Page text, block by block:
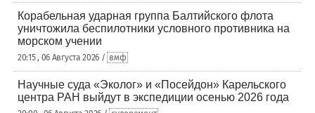
Корабельная ударная группа Балтийского флота
уничтожила беспилотники условного противника на
морском учении
20:15 , 06 Августа 2026 / вмф
Научные суда «Эколог» и «Посейдон» Карельского
центра РАН выйдут в экспедиции осенью 2026 года